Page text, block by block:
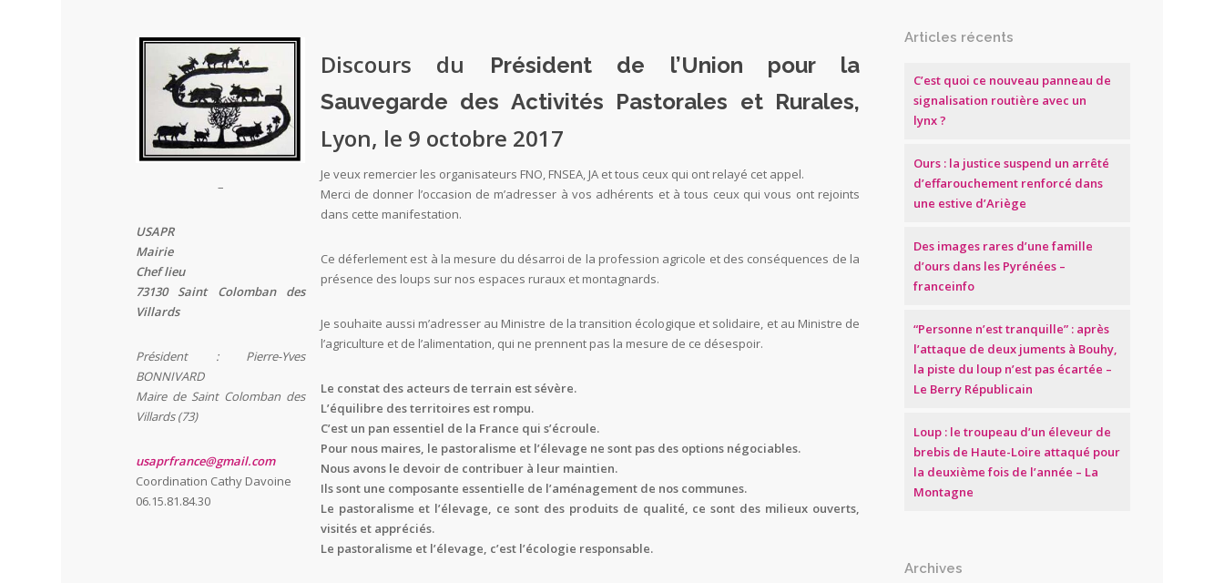
–
USAPR
Mairie
Chef lieu
73130 Saint Colomban des
Villards
Président : Pierre-Yves
BONNIVARD
Maire de Saint Colomban des
Villards (73)
usaprfrance@gmail.com
Coordination Cathy Davoine
06.15.81.84.30
Discours du
Président de l’Union pour la
Sauvegarde des Activités Pastorales et Rurales,
Lyon, le 9 octobre 2017
Je veux remercier les organisateurs FNO, FNSEA, JA et tous ceux qui ont relayé cet appel.
Merci de donner l’occasion de m’adresser à vos adhérents et à tous ceux qui vous ont rejoints
dans cette manifestation.
Ce déferlement est à la mesure du désarroi de la profession agricole et des conséquences de la
présence des loups sur nos espaces ruraux et montagnards.
Je souhaite aussi m’adresser au Ministre de la transition écologique et solidaire, et au Ministre de
l’agriculture et de l’alimentation, qui ne prennent pas la mesure de ce désespoir.
Le constat des acteurs de terrain est sévère.
L’équilibre des territoires est rompu.
C’est un pan essentiel de la France qui s’écroule.
Pour nous maires, le pastoralisme et l’élevage ne sont pas des options négociables.
Nous avons le devoir de contribuer à leur maintien.
Ils sont une composante essentielle de l’aménagement de nos communes.
Le pastoralisme et l’élevage, ce sont des produits de qualité, ce sont des milieux ouverts,
visités et appréciés.
Le pastoralisme et l’élevage, c’est l’écologie responsable.
Articles récents
C’est quoi ce nouveau panneau de
signalisation routière avec un
lynx ?
Ours : la justice suspend un arrêté
d’effarouchement renforcé dans
une estive d’Ariège
Des images rares d’une famille
d’ours dans les Pyrénées –
franceinfo
“Personne n’est tranquille” : après
l’attaque de deux juments à Bouhy,
la piste du loup n’est pas écartée –
Le Berry Républicain
Loup : le troupeau d’un éleveur de
brebis de Haute-Loire attaqué pour
la deuxième fois de l’année – La
Montagne
Archives